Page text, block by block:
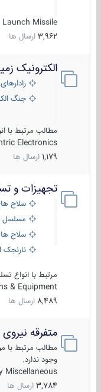
Launch Missile
3,962 ارسال ها
الکترونیک
رادارهای
جنگ
مطالب مرتبط با
Electronics
1,179 ارسال ها
تجهیزات و
سلاح
مسلسل
سلاح های
نارنجک
مرتبط با انواع
& Equipment
8,489 ارسال ها
متفرقه نیروی
مطالب مرتبط با
وجود ندارد.
Miscellaneous
3,784 ارسال ها